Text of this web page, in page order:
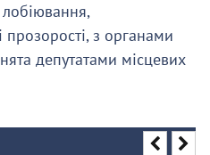
лобіювання,
прозорості, з органами
депутатами місцевих